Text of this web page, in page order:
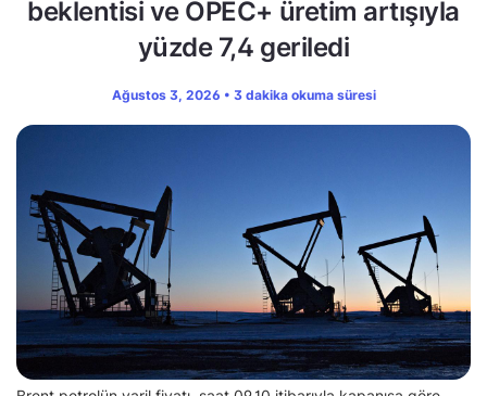
beklentisi ve OPEC+ üretim artışıyla
yüzde 7,4 geriledi
Ağustos 3, 2026 • 3 dakika okuma süresi